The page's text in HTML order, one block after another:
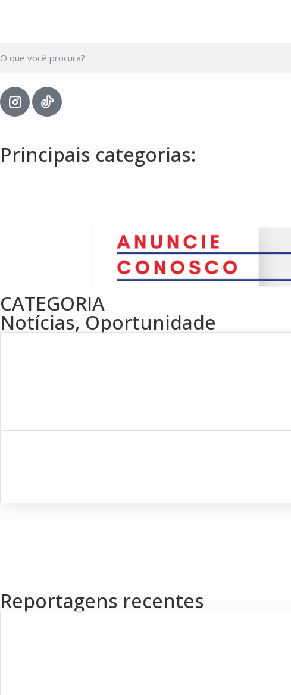
Principais categorias:
CATEGORIA
Notícias, Oportunidade
Reportagens recentes